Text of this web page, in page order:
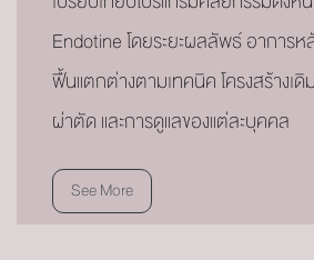
Endotine โดยระยะผลลัพธ์ อาการห
ฟื้นแตกต่างตามเทคนิค โครงสร้างเดิ
ผ่าตัด และการดูแลของแต่ละบุคคล
See More